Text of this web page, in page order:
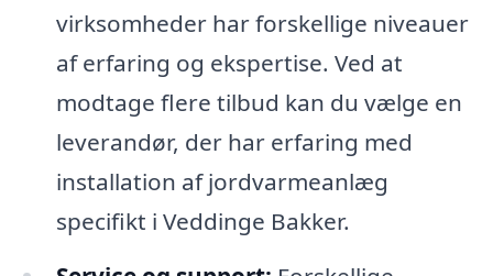
virksomheder har forskellige niveauer
af erfaring og ekspertise. Ved at
modtage flere tilbud kan du vælge en
leverandør, der har erfaring med
installation af jordvarmeanlæg
specifikt i Veddinge Bakker.